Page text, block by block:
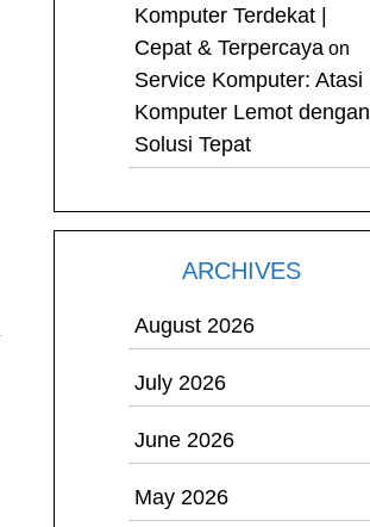
Komputer Terdekat |
Cepat & Terpercaya on
Service Komputer: Atasi
Komputer Lemot dengan
Solusi Tepat
ARCHIVES
August 2026
July 2026
June 2026
May 2026